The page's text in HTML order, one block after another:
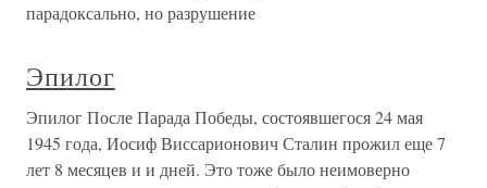
парадоксально, но разрушение
Эпилог
Эпилог После Парада Победы, состоявшегося 24 мая
1945 года, Иосиф Виссарионович Сталин прожил еще 7
лет 8 месяцев и и дней. Это тоже было неимоверно